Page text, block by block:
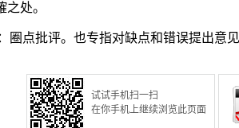
之处。
圈点批评。也专指对缺点和错误提出意
试试手机扫一扫
在你手机上继续浏览此页面